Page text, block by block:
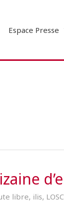
Espace Presse
libre, ilis, LOSC